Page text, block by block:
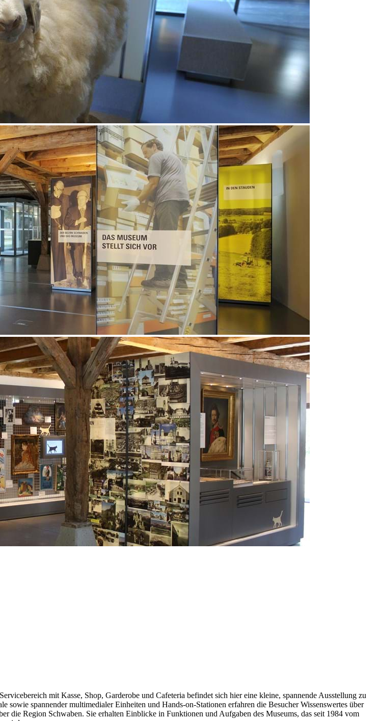
mit Kasse, Shop, Garderobe und Cafeteria befindet sich hier eine kleine, spannende Ausstellung zu
spannender multimedialer Einheiten und Hands-on-Stationen erfahren die Besucher Wissenswertes über
die Region Schwaben. Sie erhalten Einblicke in Funktionen und Aufgaben des Museums, das seit 1984 vom